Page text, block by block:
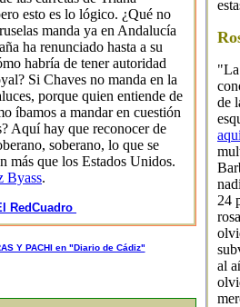
esto es lo lógico. ¿Qué no
manda ya en Andalucía
ha renunciado hasta a su
habría de tener autoridad
Si Chaves no manda en la
porque quien entiende de
íbamos a mandar en cuestión
Aquí hay que reconocer de
soberano, lo que se
más que los Estados Unidos.
Byass.
RedCuadro
Y PACHI en "Diario de Cádiz"
"La
de
24
al